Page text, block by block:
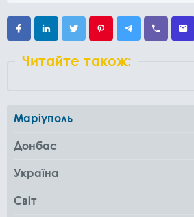
Читайте також:
Маріуполь
Донбас
Україна
Світ